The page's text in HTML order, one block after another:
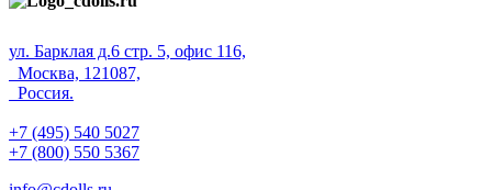
ул. Барклая д.6 стр. 5, офис 116,
Москва, 121087,
Россия.
+7 (495) 540 5027
+7 (800) 550 5367